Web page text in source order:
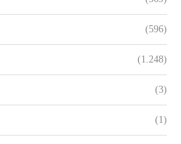
(596)
(1.248)
(3)
(1)